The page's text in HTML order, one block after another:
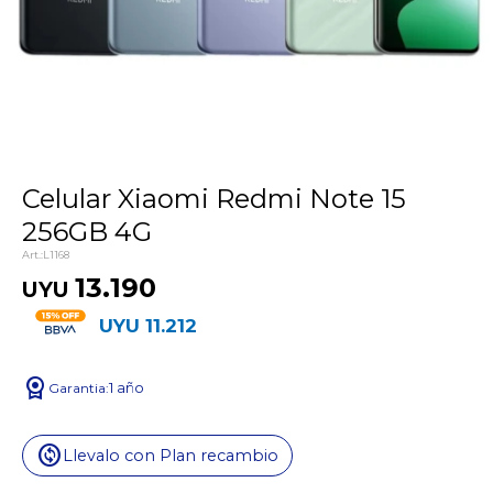
Celular Xiaomi Redmi Note 15
256GB 4G
L1168
UYU 13.190
UYU 11.212
license 1 año
change_circleLlevalo con Plan recambio